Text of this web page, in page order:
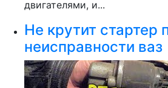
двигателями, и...
Не крутит стартер
неисправности ваз